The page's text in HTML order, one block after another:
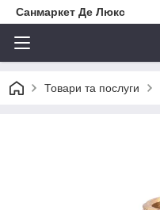
Санмаркет Де Люкс
Товари та послуги